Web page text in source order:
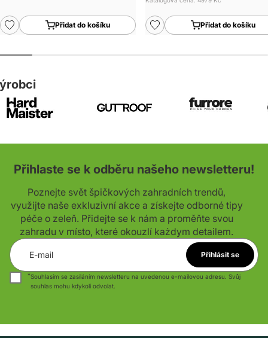
Přidat do košíku Přidat do košíku
Přihlaste se k odběru našeho newsletteru!
Poznejte svět špičkových zahradních trendů,
využijte naše exkluzivní akce a získejte odborné tipy
péče o zeleň. Přidejte se k nám a proměňte svou
zahradu v místo, které okouzlí każdym detailem.
E-mail Přihlásit se
*Souhlasím se zasíláním newsletteru na uvedenou e-mailovou adresu. Svůj
souhlas mohu kdykoli odvolat.